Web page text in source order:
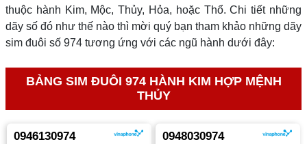
thuộc hành Kim, Mộc, Thủy, Hỏa, hoặc Thổ. Chi tiết những
dãy số đó như thế nào thì mời quý bạn tham khảo những dãy
sim đuôi số 974 tương ứng với các ngũ hành dưới đây:
BẢNG SIM ĐUÔI 974 HÀNH KIM HỢP MỆNH
THỦY
0946130974 0948030974